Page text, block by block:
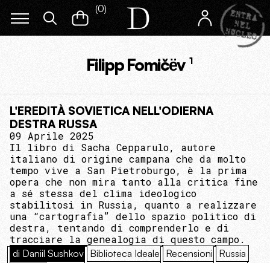
(0)
Filipp Fomičёv 1
L'EREDITÀ SOVIETICA NELL'ODIERNA
DESTRA RUSSA
09 Aprile 2025
Il libro di Sacha Cepparulo, autore
italiano di origine сampana che da molto
tempo vive a San Pietroburgo, è la prima
opera che non mira tanto alla critica fine
a sé stessa del clima ideologico
stabilitosi in Russia, quanto a realizzare
una “cartografia” dello spazio politico di
destra, tentando di comprenderlo e di
tracciare la genealogia di questo campo.
di Daniil Sushkov Biblioteca Ideale Recensioni Russia